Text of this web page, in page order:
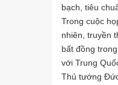
bạch, tiêu
Trong cuộc
nhiên, truyền
bất đồng
với Trung
Thủ tướng